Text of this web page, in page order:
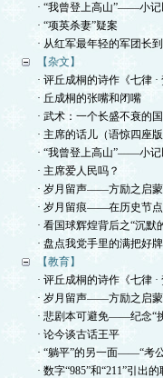
· “我曾登上高山”——小记
· “项英杀妻”疑案
· 从红军最年轻的军团长
【杂文】
· 评丘成桐的诗作《七律 ·
· 丘成桐的张嘴和闭嘴
· 武术：一个长盛不衰的
· 主席的话儿（语惊四座版
· “我曾登上高山”——小记
· 主席爱人民吗？
· 岁月留声——方励之启
· 岁月留痕——在历史节点
· 看国球辉煌背后之“沉默
· 盘点我党手里的满把好牌
【教育】
· 评丘成桐的诗作《七律 ·
· 岁月留声——方励之启
· 悲剧本可避免——纪念“
· 论今谈古话王平
· “躺平”的另一面——“考
· 数字“985”和“211”引出的